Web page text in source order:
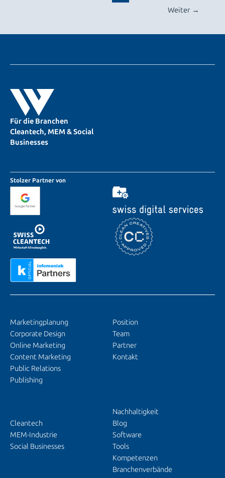
Weiter →
Für die Branchen
Cleantech, MEM & Social
Businesses
Stolzer Partner von
Marketingplanung
Corporate Design
Online Marketing
Content Marketing
Public Relations
Publishing
Cleantech
MEM-Industrie
Social Businesses
Position
Team
Partner
Kontakt
Nachhaltigkeit
Blog
Software
Tools
Kompetenzen
Branchenverbände